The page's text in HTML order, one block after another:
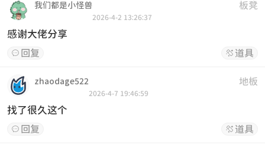
板凳
我们都是小怪兽
2026-4-2 13:26:37
感谢大佬分享
 回复  道具
地板
zhaodage522
2026-4-7 19:46:59
找了很久这个
 回复  道具